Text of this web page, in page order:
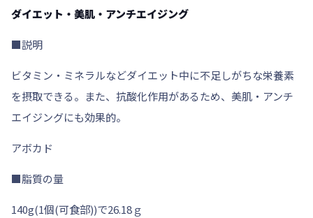
ダイエット・美肌・アンチエイジング
■説明
ビタミン・ミネラルなどダイエット中に不足しがちな栄養素
を摂取できる。また、抗酸化作用があるため、美肌・アンチ
エイジングにも効果的。
アボカド
■脂質の量
140g(1個(可食部))で26.18ｇ